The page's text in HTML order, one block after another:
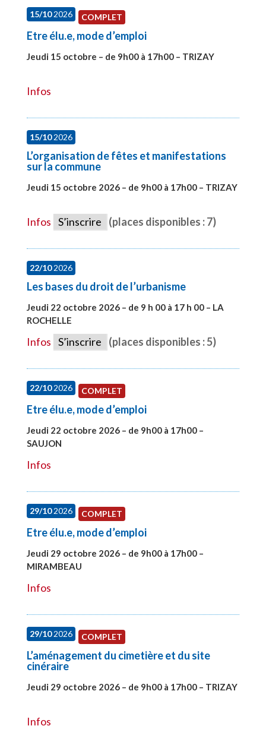
15/102026 COMPLET
Etre élu.e, mode d’emploi
Jeudi 15 octobre – de 9h00 à 17h00 – TRIZAY
Infos
15/102026
L’organisation de fêtes et manifestations
sur la commune
Jeudi 15 octobre 2026 – de 9h00 à 17h00 – TRIZAY
Infos S’inscrire (places disponibles : 7)
22/102026
Les bases du droit de l’urbanisme
Jeudi 22 octobre 2026 – de 9 h 00 à 17 h 00 – LA
ROCHELLE
Infos S’inscrire (places disponibles : 5)
22/102026 COMPLET
Etre élu.e, mode d’emploi
Jeudi 22 octobre 2026 – de 9h00 à 17h00 –
SAUJON
Infos
29/102026 COMPLET
Etre élu.e, mode d’emploi
Jeudi 29 octobre 2026 – de 9h00 à 17h00 –
MIRAMBEAU
Infos
29/102026 COMPLET
L’aménagement du cimetière et du site
cinéraire
Jeudi 29 octobre 2026 – de 9h00 à 17h00 – TRIZAY
Infos